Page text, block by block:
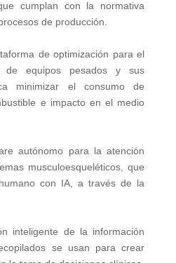
cumplan con la normativa
de producción.
de optimización para el
de equipos pesados y sus
minimizar el consumo de
e impacto en el medio
autónomo para la atención
musculoesqueléticos, que
con IA, a través de la
inteligente de la información
se usan para crear